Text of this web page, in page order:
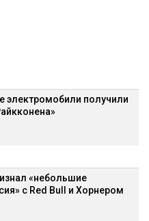
электромобили получили
«небольшие
с Red Bull и Хорнером